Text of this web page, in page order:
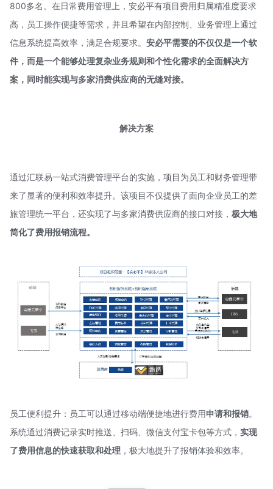
800多名。在日常费用管理上，安必平有项目费用归属精准度要求
高，员工操作便捷等需求，并且希望在内部控制、业务管理上通过
信息系统提高效率，满足合规要求。 安必平需要的不仅仅是一个软
件，而是一个能够处理复杂业务规则和个性化需求的全面解决方
案，同时能实现与多家消费供应商的无缝对接。
解决方案
通过汇联易一站式消费管理平台的实施，项目为员工和财务管理带
来了显著的便利和效率提升。该项目不仅提供了面向企业员工的差
旅管理统一平台，还实现了与多家消费供应商的接口对接， 极大地
简化了费用报销流程。
员工便利提升：员工可以通过移动端便捷地进行费用申请和报销。
系统通过消费记录实时推送、扫码、微信支付宝卡包等方式， 实现
了费用信息的快速获取和处理 ，极大地提升了报销体验和效率。